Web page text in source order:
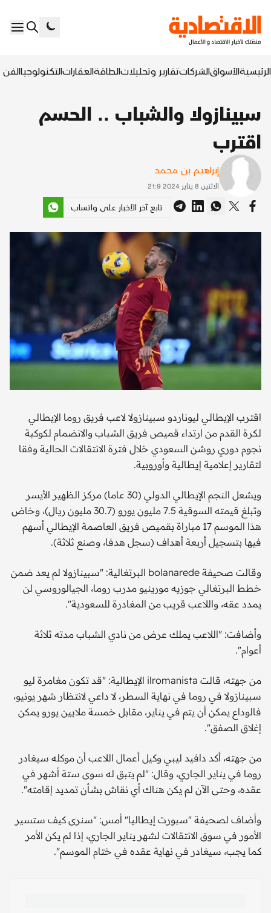
الرئيسيةالأسواقالشركاتتقارير وتحليلاتالطاقةالعقاراتالتكنولوجياالفن
سبينازولا والشباب .. الحسم
اقترب
إبراهيم بن محمد
الاثنين 8 يناير 2024 21:9
تابع آخر الأخبار على واتساب
اقترب الإيطالي ليوناردو سبينازولا لاعب فريق روما الإيطالي
لكرة القدم من ارتداء قميص فريق الشباب والانضمام لكوكبة
نجوم دوري روشن السعودي خلال فترة الانتقالات الحالية وفقا
لتقارير إعلامية إيطالية وأوروبية.
ويشعل النجم الإيطالي الدولي (30 عاما) مركز الظهير الأيسر
وتبلغ قيمته السوقية 7.5 مليون يورو (30.7 مليون ريال)، وخاض
هذا الموسم 17 مباراة بقميص فريق العاصمة الإيطالي أسهم
فيها بتسجيل أربعة أهداف (سجل هدفا، وصنع ثلاثة).
وقالت صحيفة bolanarede البرتغالية: "سبينازولا لم يعد ضمن
خطط البرتغالي جوزيه مورينيو مدرب روما، الجيالوروسي لن
يمدد عقه، واللاعب قريب من المغادرة للسعودية".
وأضافت: "اللاعب يملك عرض من نادي الشباب مدته ثلاثة
أعوام".
من جهته، قالت ilromanista الإيطالية: "قد تكون مغامرة ليو
سبينازولا في روما في نهاية السطر، لا داعي لانتظار شهر يونيو،
فالوداع يمكن أن يتم في يناير، مقابل خمسة ملايين يورو يمكن
إغلاق الصفق".
من جهته، أكد دافيد ليبي وكيل أعمال اللاعب أن موكله سيغادر
روما في يناير الجاري، وقال: "لم يتبق له سوى ستة أشهر في
عقده، وحتى الآن لم يكن هناك أي نقاش بشأن تمديد إقامته".
وأضاف لصحيفة "سبورت إيطاليا" أمس: "سنرى كيف ستسير
الأمور في سوق الانتقالات لشهر يناير الجاري، إذا لم يكن الأمر
كما يجب، سيغادر في نهاية عقده في ختام الموسم".